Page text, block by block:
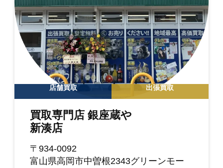
店舗買取 出張買取
買取専門店 銀座蔵や
新湊店
〒934-0092
富山県高岡市中曽根2343グリーンモー